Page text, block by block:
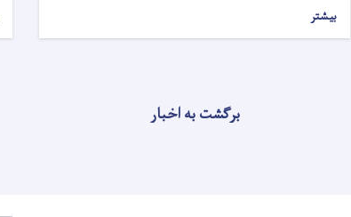
بیشتر
برگشت به اخبار